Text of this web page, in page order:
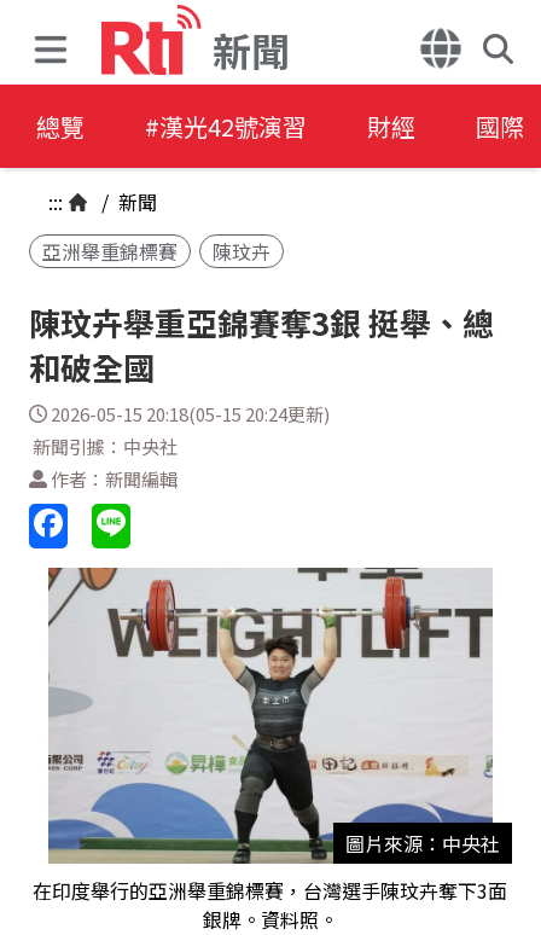
新聞
總覽 #漢光42號演習 財經 國際
::: / 新聞
亞洲舉重錦標賽
陳玟卉
陳玟卉舉重亞錦賽奪3銀 挺舉、總
和破全國
2026-05-15 20:18(05-15 20:24更新)
新聞引據：中央社
作者：新聞編輯
圖片來源：中央社
在印度舉行的亞洲舉重錦標賽，台灣選手陳玟卉奪下3面
銀牌。資料照。